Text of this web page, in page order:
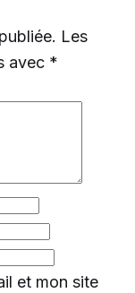
Les
avec *
et mon site